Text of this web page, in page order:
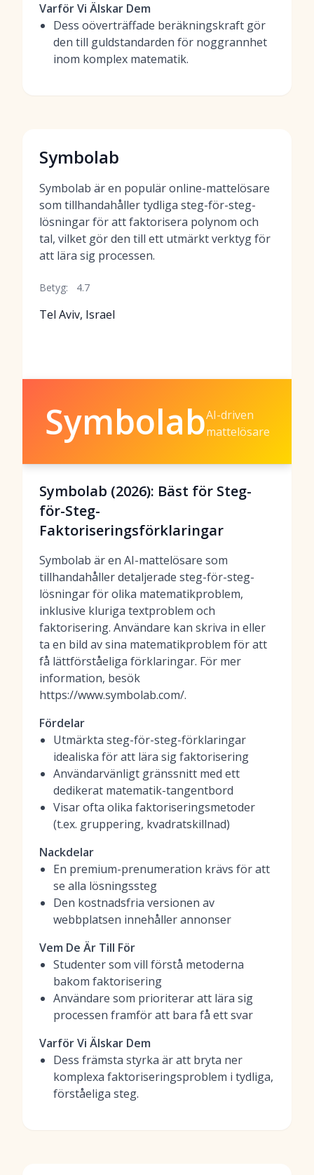
Varför Vi Älskar Dem
Dess oöverträffade beräkningskraft gör
den till guldstandarden för noggrannhet
inom komplex matematik.
Symbolab
Symbolab är en populär online-mattelösare
som tillhandahåller tydliga steg-för-steg-
lösningar för att faktorisera polynom och
tal, vilket gör den till ett utmärkt verktyg för
att lära sig processen.
Betyg: 4.7
Tel Aviv, Israel
SymbolabAI-driven
mattelösare
Symbolab (2026): Bäst för Steg-
för-Steg-
Faktoriseringsförklaringar
Symbolab är en AI-mattelösare som
tillhandahåller detaljerade steg-för-steg-
lösningar för olika matematikproblem,
inklusive kluriga textproblem och
faktorisering. Användare kan skriva in eller
ta en bild av sina matematikproblem för att
få lättförståeliga förklaringar. För mer
information, besök
https://www.symbolab.com/.
Fördelar
Utmärkta steg-för-steg-förklaringar
idealiska för att lära sig faktorisering
Användarvänligt gränssnitt med ett
dedikerat matematik-tangentbord
Visar ofta olika faktoriseringsmetoder
(t.ex. gruppering, kvadratskillnad)
Nackdelar
En premium-prenumeration krävs för att
se alla lösningssteg
Den kostnadsfria versionen av
webbplatsen innehåller annonser
Vem De Är Till För
Studenter som vill förstå metoderna
bakom faktorisering
Användare som prioriterar att lära sig
processen framför att bara få ett svar
Varför Vi Älskar Dem
Dess främsta styrka är att bryta ner
komplexa faktoriseringsproblem i tydliga,
förståeliga steg.